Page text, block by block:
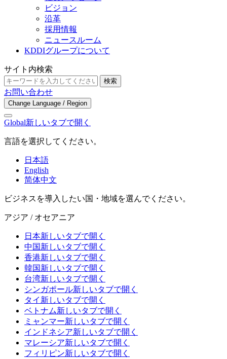
ビジョン
沿革
採用情報
ニュースルーム
KDDIグループについて
サイト内検索
検索
お問い合わせ
Change Language / Region
Global新しいタブで開く
言語を選択してください。
日本語
English
简体中文
ビジネスを導入したい国・地域を選んでください。
アジア / オセアニア
日本新しいタブで開く
中国新しいタブで開く
香港新しいタブで開く
韓国新しいタブで開く
台湾新しいタブで開く
シンガポール新しいタブで開く
タイ 新しいタブで開く
ベトナム新しいタブで開く
ミャンマー新しいタブで開く
インドネシア新しいタブで開く
マレーシア新しいタブで開く
フィリピン新しいタブで開く